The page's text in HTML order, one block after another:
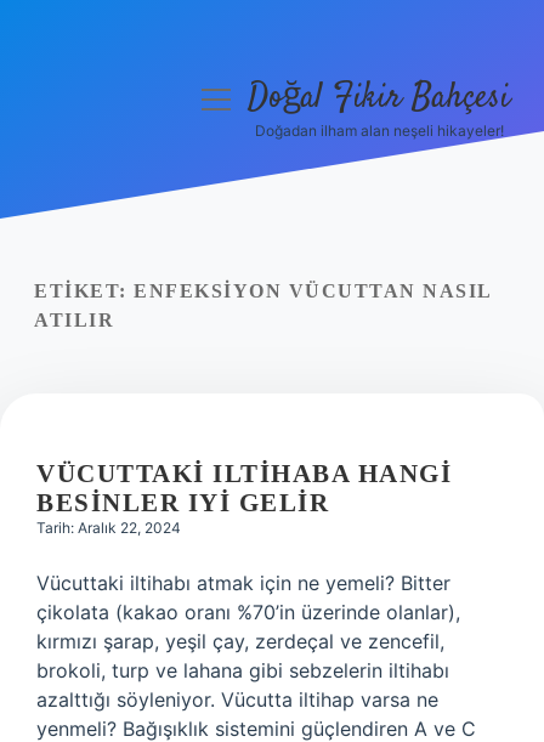
Yasal Uyarı
menüyüDoğal Fikir Bahçesi
Doğadan ilham alan neşeli hikayeler!
ETIKET: ENFEKSIYON VÜCUTTAN NASIL
ATILIR
VÜCUTTAKI ILTIHABA HANGI
BESINLER IYI GELIR
Tarih: Aralık 22, 2024
Vücuttaki iltihabı atmak için ne yemeli? Bitter
çikolata (kakao oranı %70’in üzerinde olanlar),
kırmızı şarap, yeşil çay, zerdeçal ve zencefil,
brokoli, turp ve lahana gibi sebzelerin iltihabı
azalttığı söyleniyor. Vücutta iltihap varsa ne
yenmeli? Bağışıklık sistemini güçlendiren A ve C